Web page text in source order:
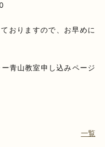
おりますので、お早めに
青山教室申し込みページ
一覧